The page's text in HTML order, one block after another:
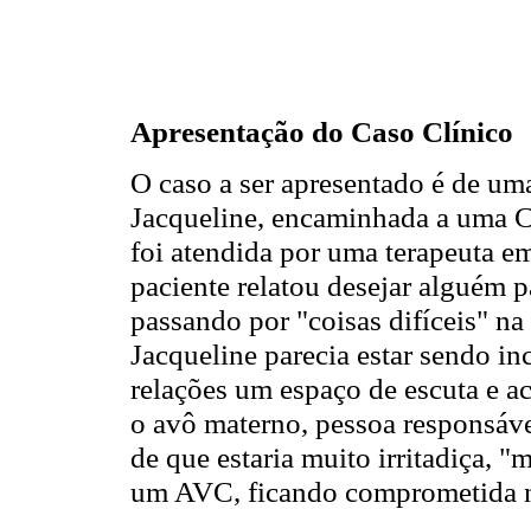
Apresentação do Caso Clínico
O caso a ser apresentado é de
Jacqueline, encaminhada a uma
foi atendida por uma terapeuta
paciente relatou desejar alguém
passando por "coisas difíceis"
Jacqueline parecia estar sendo
relações um espaço de escuta e
o avô materno, pessoa
de que estaria muito irritadiça,
um AVC, ficando comprometida